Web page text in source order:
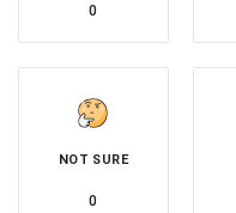
0
NOT SURE
0